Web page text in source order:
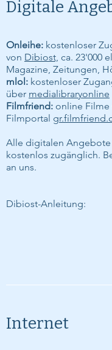
Digitale
Onleihe: kostenloser
von Dibiost, ca. 23'000
Magazine, Zeitungen,
mlol: kostenloser
über medialibraryonline
Filmfriend: online Filme
Filmportal
Alle digitalen
kostenlos zugänglich.
an uns.
​Dibiost-Anleitung:
Internet